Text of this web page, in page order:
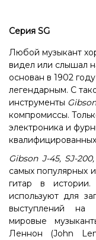
Серия SG
Любой музыкант
видел или слышал
основан в 1902
легендарным. С
инструменты Gibson
компромиссы.
электроника и
Gibson J-45, SJ-
самых популярных
гитар в
используют для
выступлений на
мировые
Леннон (John